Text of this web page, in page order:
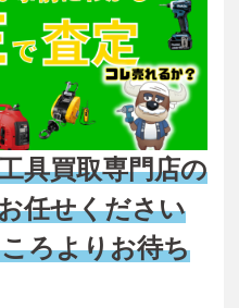
具買取専門店の
任せください
ろよりお待ち